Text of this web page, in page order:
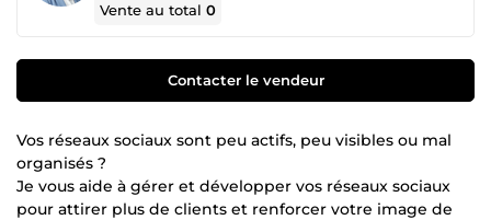
Vente au total0
Contacter le vendeur
Vos réseaux sociaux sont peu actifs, peu visibles ou mal
organisés ?
Je vous aide à gérer et développer vos réseaux sociaux
pour attirer plus de clients et renforcer votre image de